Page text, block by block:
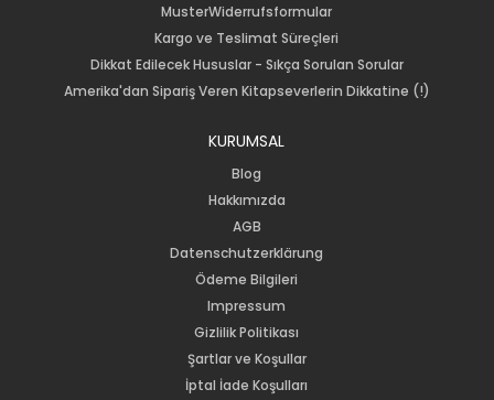
MusterWiderrufsformular
Kargo ve Teslimat Süreçleri
Dikkat Edilecek Hususlar - Sıkça Sorulan Sorular
Amerika'dan Sipariş Veren Kitapseverlerin Dikkatine (!)
KURUMSAL
Blog
Hakkımızda
AGB
Datenschutzerklärung
Ödeme Bilgileri
Impressum
Gizlilik Politikası
Şartlar ve Koşullar
İptal İade Koşulları